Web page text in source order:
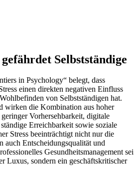
Selbstständige
in Psychology“ belegt, dass
einen direkten negativen Einfluss
von Selbstständigen hat.
wirken die Kombination aus hoher
Vorhersehbarkeit, digitale
Erreichbarkeit sowie soziale
Stress beeinträchtigt nicht nur die
auch Entscheidungsqualität und
Gesundheitsmanagement sei
Luxus, sondern ein geschäftskritischer